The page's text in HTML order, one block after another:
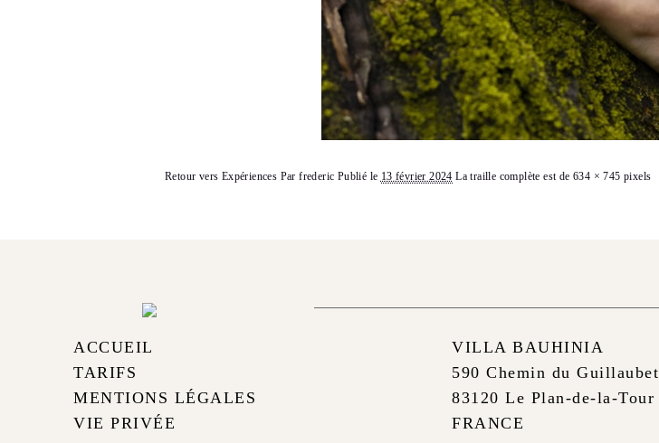
Retour vers Expériences Parfrederic Publié le 13 février 2024 La traille complète est de634 × 745 pixels
ACCUEIL
TARIFS
MENTIONS LÉGALES
VIE PRIVÉE
VILLA BAUHINIA
590 Chemin du Guillaubet
83120 Le Plan-de-la-Tour
FRANCE